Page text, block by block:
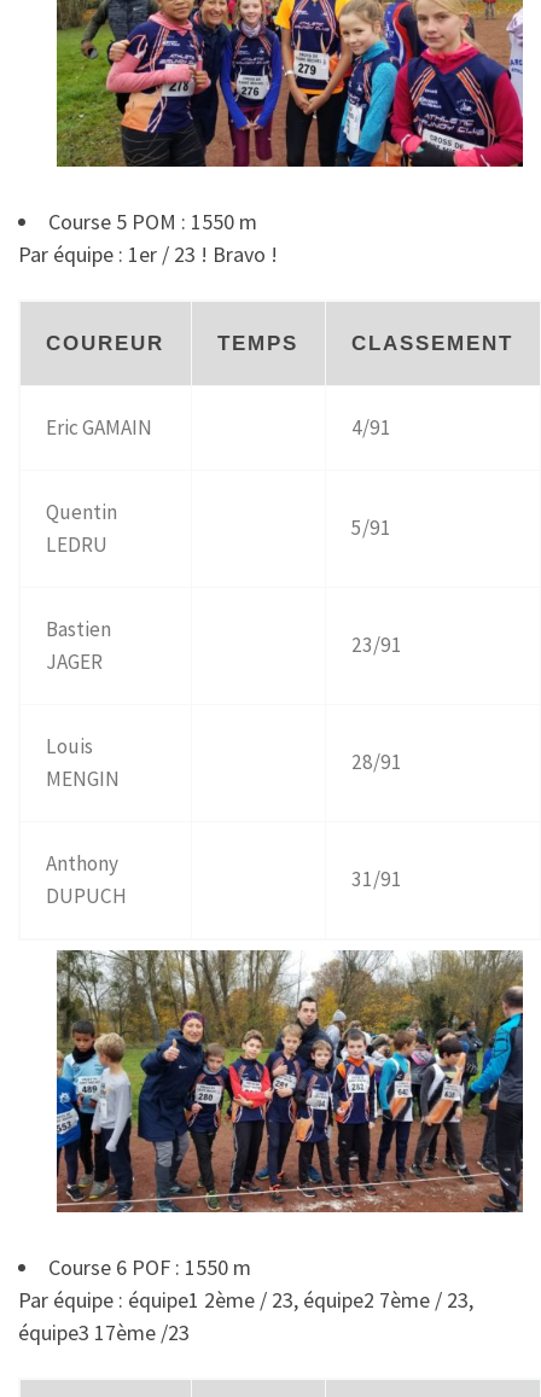
Course 5 POM : 1550 m
Par équipe : 1er / 23 ! Bravo !
COUREUR TEMPS CLASSEMENT
Eric GAMAIN 4/91
Quentin
LEDRU
5/91
Bastien
JAGER
23/91
Louis
MENGIN
28/91
Anthony
DUPUCH
31/91
Course 6 POF : 1550 m
Par équipe : équipe1 2ème / 23, équipe2 7ème / 23,
équipe3 17ème /23